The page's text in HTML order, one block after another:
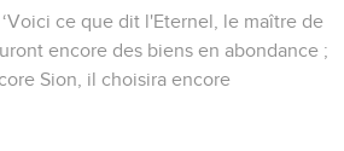
ce que dit l'Eternel, le maître de
encore des biens en abondance ;
Sion, il choisira encore